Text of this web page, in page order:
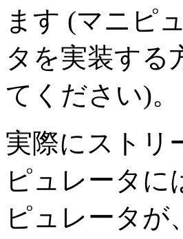
ます (マニピ
タを実装する
てください)。
実際にストリ
ピュレータ
ピュレータが